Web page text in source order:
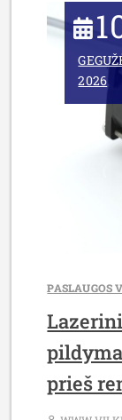
2026
PASLAUGOS
prieš